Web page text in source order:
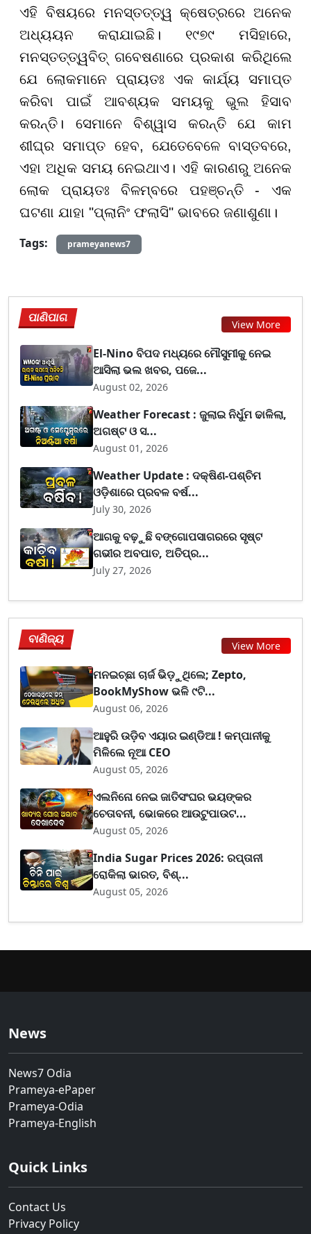
ଏହି ବିଷୟରେ ମନସ୍ତତ୍ତ୍ୱ କ୍ଷେତ୍ରରେ ଅନେକ
ଅଧ୍ୟୟନ କରାଯାଇଛି। ୧୯୭୯ ମସିହାରେ,
ମନସ୍ତତ୍ତ୍ୱବିତ୍ ଗବେଷଣାରେ ପ୍ରକାଶ କରିଥିଲେ
ଯେ ଲୋକମାନେ ପ୍ରାୟତଃ ଏକ କାର୍ଯ୍ୟ ସମାପ୍ତ
କରିବା ପାଇଁ ଆବଶ୍ୟକ ସମୟକୁ ଭୁଲ ହିସାବ
କରନ୍ତି। ସେମାନେ ବିଶ୍ୱାସ କରନ୍ତି ଯେ କାମ
ଶୀଘ୍ର ସମାପ୍ତ ହେବ, ଯେତେବେଳେ ବାସ୍ତବରେ,
ଏହା ଅଧିକ ସମୟ ନେଇଥାଏ। ଏହି କାରଣରୁ ଅନେକ
ଲୋକ ପ୍ରାୟତଃ ବିଳମ୍ବରେ ପହଞ୍ଚନ୍ତି - ଏକ
ଘଟଣା ଯାହା "ପ୍ଲାନିଂ ଫଲାସି" ଭାବରେ ଜଣାଶୁଣା।
Tags:
prameyanews7
ପାଣିପାଗ View More
El-Nino ବିପଦ ମଧ୍ୟରେ ମୌସୁମୀକୁ ନେଇ
ଆସିଲା ଭଲ ଖବର, ପଜେ...
August 02, 2026
Weather Forecast : ଜୁଲାଇ ନିର୍ଧୁମ ଢାଳିଲା,
ଅଗଷ୍ଟ ଓ ସ...
August 01, 2026
Weather Update : ଦକ୍ଷିଣ-ପଶ୍ଚିମ
ଓଡ଼ିଶାରେ ପ୍ରବଳ ବର୍ଷ...
July 30, 2026
ଆଗକୁ ବଢ଼ୁଛି ବଙ୍ଗୋପସାଗରରେ ସୃଷ୍ଟ
ଗଭୀର ଅବପାତ, ଅତିପ୍ର...
July 27, 2026
ବାଣିଜ୍ୟ View More
ମନଇଚ୍ଛା ଚାର୍ଜ ଭିଡ଼ୁଥିଲେ; Zepto,
BookMyShow ଭଳି ୯ଟି...
August 06, 2026
ଆହୁରି ଉଡ଼ିବ ଏୟାର ଇଣ୍ଡିଆ ! କମ୍ପାନୀକୁ
ମିଳିଲେ ନୂଆ CEO
August 05, 2026
ଏଲନିନୋ ନେଇ ଜାତିସଂଘର ଭୟଙ୍କର
ଚେତାବନୀ, ଭୋକରେ ଆଉଟୁପାଉଟ...
August 05, 2026
India Sugar Prices 2026: ରପ୍ତାନୀ
ରୋକିଲା ଭାରତ, ବିଶ୍...
August 05, 2026
News
News7 Odia
Prameya-ePaper
Prameya-Odia
Prameya-English
Quick Links
Contact Us
Privacy Policy